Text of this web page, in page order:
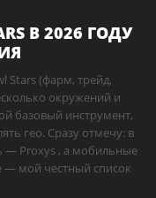
В 2026 ГОДУ
Stars (фарм, трейд,
окружений и
базовый инструмент,
гео. Сразу отмечу: в
— Proxys , а мобильные
— мой честный список